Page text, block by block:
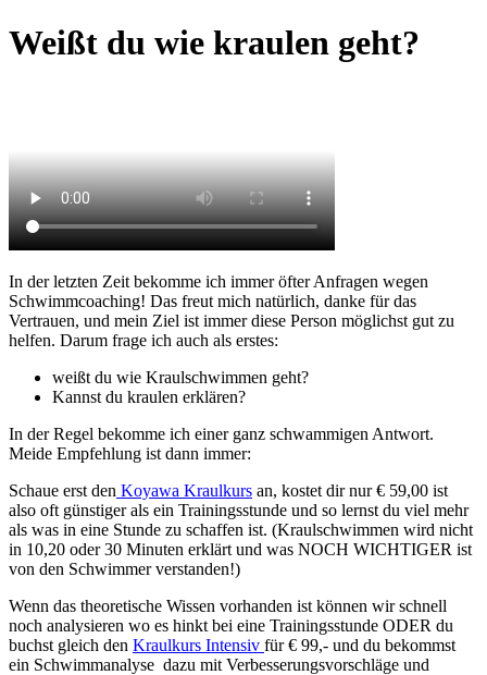
Weißt du wie kraulen geht?
In der letzten Zeit bekomme ich immer öfter Anfragen wegen
Schwimmcoaching! Das freut mich natürlich, danke für das
Vertrauen, und mein Ziel ist immer diese Person möglichst gut zu
helfen. Darum frage ich auch als erstes:
weißt du wie Kraulschwimmen geht?
Kannst du kraulen erklären?
In der Regel bekomme ich einer ganz schwammigen Antwort.
Meide Empfehlung ist dann immer:
Schaue erst den Koyawa Kraulkurs an, kostet dir nur € 59,00 ist
also oft günstiger als ein Trainingsstunde und so lernst du viel mehr
als was in eine Stunde zu schaffen ist. (Kraulschwimmen wird nicht
in 10,20 oder 30 Minuten erklärt und was NOCH WICHTIGER ist
von den Schwimmer verstanden!)
Wenn das theoretische Wissen vorhanden ist können wir schnell
noch analysieren wo es hinkt bei eine Trainingsstunde ODER du
buchst gleich den Kraulkurs Intensiv für € 99,- und du bekommst
ein Schwimmanalyse dazu mit Verbesserungsvorschläge und